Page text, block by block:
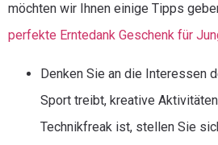
möchten wir Ihnen einige Tipps
perfekte Erntedank Geschenk für
Denken Sie an die Interessen
Sport treibt, kreative
Technikfreak ist, stellen Sie